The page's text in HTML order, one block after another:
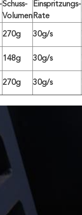
Schuss-
Volumen
Einspritzungs-
Rate
270g 30g/s
148g 30g/s
270g 30g/s